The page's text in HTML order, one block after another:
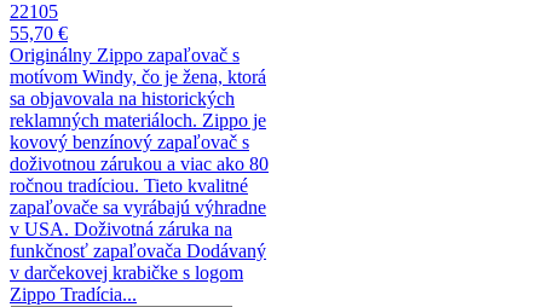
22105
55,70 €
Originálny Zippo zapaľovač s
motívom Windy, čo je žena, ktorá
sa objavovala na historických
reklamných materiáloch. Zippo je
kovový benzínový zapaľovač s
doživotnou zárukou a viac ako 80
ročnou tradíciou. Tieto kvalitné
zapaľovače sa vyrábajú výhradne
v USA. Doživotná záruka na
funkčnosť zapaľovača Dodávaný
v darčekovej krabičke s logom
Zippo Tradícia...